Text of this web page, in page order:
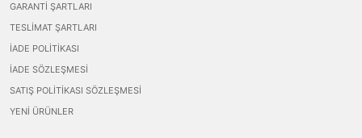
GARANTI ŞARTLARI
TESLIMAT ŞARTLARI
İADE POLITIKASI
İADE SÖZLEŞMESI
SATIŞ POLITIKASI SÖZLEŞMESI
YENI ÜRÜNLER